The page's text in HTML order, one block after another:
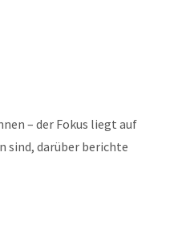
– der Fokus liegt auf
sind, darüber berichte